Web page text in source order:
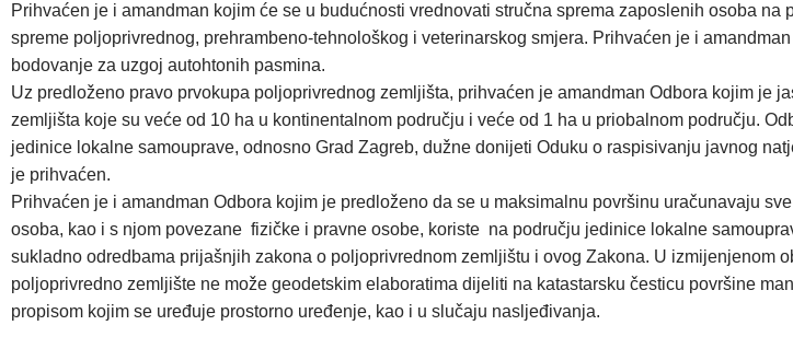
Prihvaćen je i amandman kojim će se u budućnosti vrednovati stručna sprema zaposlenih osoba
spreme poljoprivrednog, prehrambeno-tehnološkog i veterinarskog smjera. Prihvaćen je i
bodovanje za uzgoj autohtonih pasmina.
Uz predloženo pravo prvokupa poljoprivrednog zemljišta, prihvaćen je amandman Odbora kojim je
zemljišta koje su veće od 10 ha u kontinentalnom području i veće od 1 ha u priobalnom području.
jedinice lokalne samouprave, odnosno Grad Zagreb, dužne donijeti Oduku o raspisivanju javnog
je prihvaćen.
Prihvaćen je i amandman Odbora kojim je predloženo da se u maksimalnu površinu uračunavaju
osoba, kao i s njom povezane fizičke i pravne osobe, koriste na području jedinice lokalne
sukladno odredbama prijašnjih zakona o poljoprivrednom zemljištu i ovog Zakona. U izmijenjenom
poljoprivredno zemljište ne može geodetskim elaboratima dijeliti na katastarsku česticu površine
propisom kojim se uređuje prostorno uređenje, kao i u slučaju nasljeđivanja.